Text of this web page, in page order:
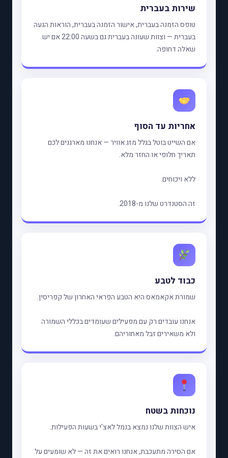
שירות בעברית
טופס הזמנה בעברית, אישור הזמנה בעברית, הוראות הגעה
בעברית — וצוות שעונה בעברית גם בשעה 22:00 אם יש
שאלה דחופה.
אחריות עד הסוף
אם השייט בוטל בגלל מזג אוויר — אנחנו מארגנים לכם
תאריך חלופי או החזר מלא.
ללא ויכוחים.
זה הסטנדרט שלנו מ-2018.
כבוד לטבע
שמורת אקאמאס היא הטבע הפראי האחרון של קפריסין.
אנחנו עובדים רק עם מפעילים שעומדים בכללי השמורה
ולא משאירים זבל מאחוריהם.
נוכחות בשטח
איש הצוות שלנו נמצא בנמל לאצ'י בשעות הפעילות.
אם הסירה מתעכבת, אנחנו רואים את זה — לא שומעים על